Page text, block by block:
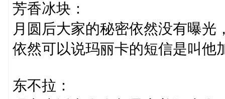
芳香冰块：
月圆后大家的秘密依然没有曝
依然可以说玛丽卡的短信是叫他
东不拉：